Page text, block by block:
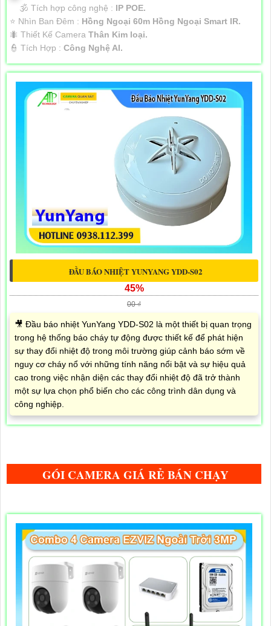
🕉️ Tích hợp công nghệ : IP POE.
⭐ Nhìn Ban Đêm : Hồng Ngoại 60m Hồng Ngoại Smart IR.
🐜 Thiết Kế Camera Thân Kim loại.
️👮 Tích Hợp : Công Nghệ AI.
ĐẦU BÁO NHIỆT YUNYANG YDD-S02
45%
00 ₫
🎥 Đầu báo nhiệt YunYang YDD-S02 là một thiết bị quan trọng
trong hệ thống báo cháy tự động được thiết kế để phát hiện
sự thay đổi nhiệt độ trong môi trường giúp cảnh báo sớm về
nguy cơ cháy nổ với những tính năng nổi bật và sự hiệu quả
cao trong việc nhận diện các thay đổi nhiệt độ đã trở thành
một sự lựa chọn phổ biến cho các công trình dân dụng và
công nghiệp.
GÓI CAMERA GIÁ RẺ BÁN CHẠY